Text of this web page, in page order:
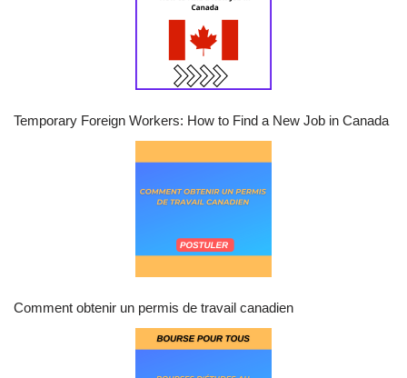
Temporary Foreign Workers: How to Find a New Job in Canada
Comment obtenir un permis de travail canadien